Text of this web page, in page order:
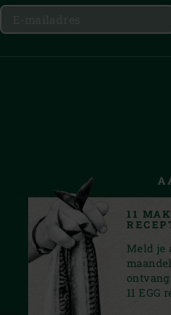
11
Meld je
11 EGG